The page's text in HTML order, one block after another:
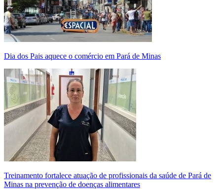
Dia dos Pais aquece o comércio em Pará de Minas
Treinamento fortalece atuação de profissionais da saúde de Pará de
Minas na prevenção de doenças alimentares